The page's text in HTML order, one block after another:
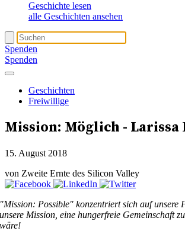
Geschichte lesen
alle Geschichten ansehen
Spenden
Spenden
Geschichten
Freiwillige
Mission: Möglich - Larissa
15. August 2018
von Zweite Ernte des Silicon Valley
"Mission: Possible" konzentriert sich auf unsere
unsere Mission, eine hungerfreie Gemeinschaft
wäre!